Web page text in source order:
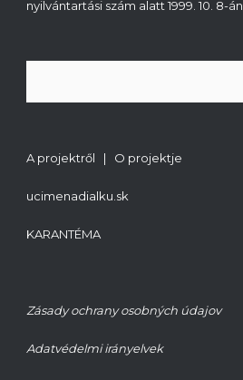
nyilvántartási szám alatt 1999. 10. 8-án
A projektről | O projektje
ucimenadialku.sk
KARANTÉMA
Zásady ochrany osobných údajov
Adatvédelmi irányelvek